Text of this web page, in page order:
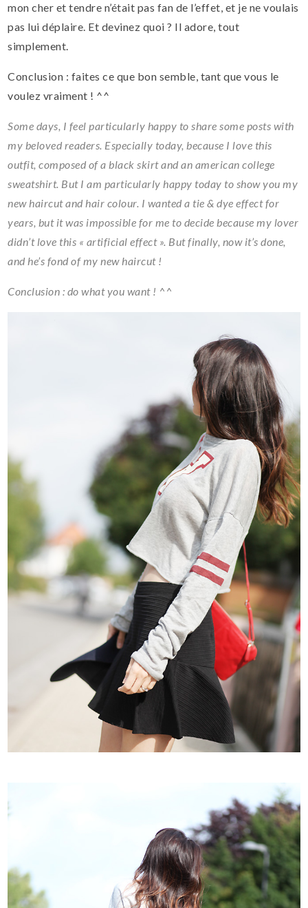
mon cher et tendre n’était pas fan de l’effet, et je ne voulais
pas lui déplaire. Et devinez quoi ? Il adore, tout
simplement.
Conclusion : faites ce que bon semble, tant que vous le
voulez vraiment ! ^^
Some days, I feel particularly happy to share some posts with
my beloved readers. Especially today, because I love this
outfit, composed of a black skirt and an american college
sweatshirt. But I am particularly happy today to show you my
new haircut and hair colour. I wanted a tie & dye effect for
years, but it was impossible for me to decide because my lover
didn’t love this « artificial effect ». But finally, now it’s done,
and he’s fond of my new haircut !
Conclusion : do what you want ! ^^